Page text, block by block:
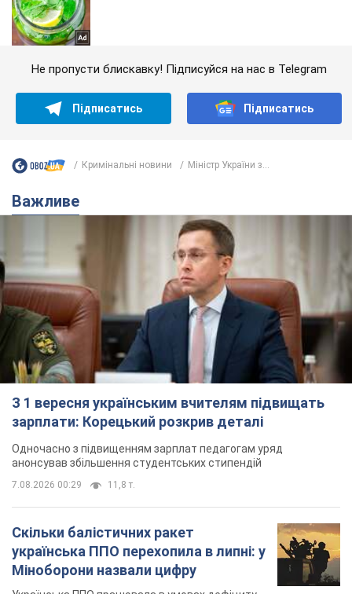
Не пропусти блискавку! Підписуйся на нас в Telegram
Підписатись Підписатись
Кримінальні новини Міністр України з...
Важливе
З 1 вересня українським вчителям підвищать
зарплати: Корецький розкрив деталі
Одночасно з підвищенням зарплат педагогам уряд
анонсував збільшення студентських стипендій
7.08.2026 00:29 11,8 т.
Скільки балістичних ракет
українська ППО перехопила в липні: у
Міноборони назвали цифру